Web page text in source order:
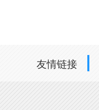
友情链接